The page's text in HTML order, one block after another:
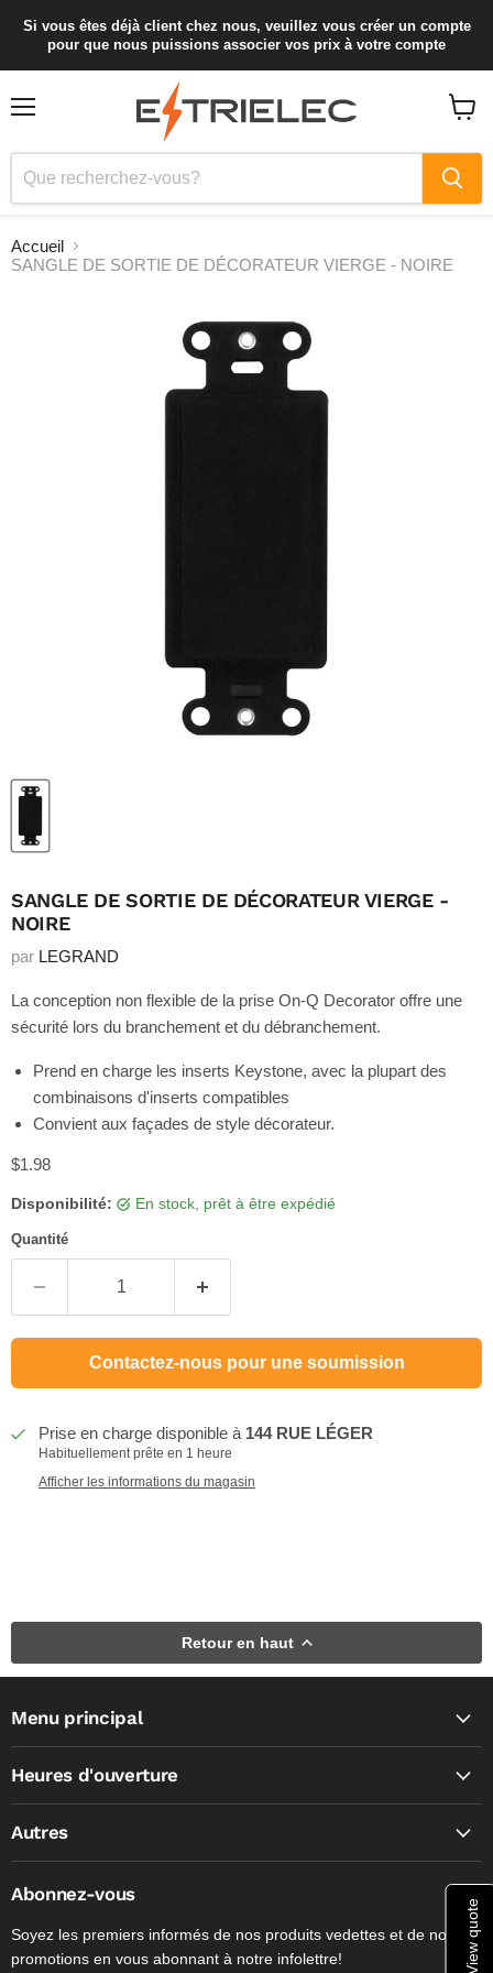
Si vous êtes déjà client chez nous, veuillez vous créer un compte
pour que nous puissions associer vos prix à votre compte
Accueil
SANGLE DE SORTIE DE DÉCORATEUR VIERGE - NOIRE
SANGLE DE SORTIE DE DÉCORATEUR VIERGE -
NOIRE
par LEGRAND
La conception non flexible de la prise On-Q Decorator offre une
sécurité lors du branchement et du débranchement.
Prend en charge les inserts Keystone, avec la plupart des
combinaisons d'inserts compatibles
Convient aux façades de style décorateur.
Prix actuel
$1.98
Disponibilité: en stock, prêt à être expédié
Quantité
Contactez-nous pour une soumission
Prise en charge disponible à 144 RUE LÉGER
Habituellement prête en 1 heure
Afficher les informations du magasin
Retour en haut
Menu principal
Heures d'ouverture
Autres
Abonnez-vous
Soyez les premiers informés de nos produits vedettes et de nos
promotions en vous abonnant à notre infolettre!
View quote